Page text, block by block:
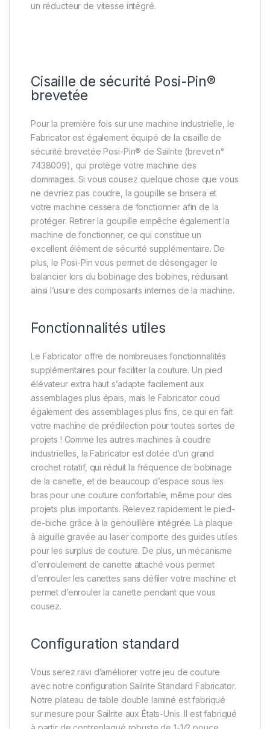
un réducteur de vitesse intégré.
Cisaille de sécurité Posi-Pin®
brevetée
Pour la première fois sur une machine industrielle, le
Fabricator est également équipé de la cisaille de
sécurité brevetée Posi-Pin® de Sailrite (brevet n°
7438009), qui protège votre machine des
dommages. Si vous cousez quelque chose que vous
ne devriez pas coudre, la goupille se brisera et
votre machine cessera de fonctionner afin de la
protéger. Retirer la goupille empêche également la
machine de fonctionner, ce qui constitue un
excellent élément de sécurité supplémentaire. De
plus, le Posi-Pin vous permet de désengager le
balancier lors du bobinage des bobines, réduisant
ainsi l’usure des composants internes de la machine.
Fonctionnalités utiles
Le Fabricator offre de nombreuses fonctionnalités
supplémentaires pour faciliter la couture. Un pied
élévateur extra haut s’adapte facilement aux
assemblages plus épais, mais le Fabricator coud
également des assemblages plus fins, ce qui en fait
votre machine de prédilection pour toutes sortes de
projets ! Comme les autres machines à coudre
industrielles, la Fabricator est dotée d’un grand
crochet rotatif, qui réduit la fréquence de bobinage
de la canette, et de beaucoup d’espace sous les
bras pour une couture confortable, même pour des
projets plus importants. Relevez rapidement le pied-
de-biche grâce à la genouillère intégrée. La plaque
à aiguille gravée au laser comporte des guides utiles
pour les surplus de couture. De plus, un mécanisme
d’enroulement de canette attaché vous permet
d’enrouler les canettes sans défiler votre machine et
permet d’enrouler la canette pendant que vous
cousez.
Configuration standard
Vous serez ravi d’améliorer votre jeu de couture
avec notre configuration Sailrite Standard Fabricator.
Notre plateau de table double laminé est fabriqué
sur mesure pour Sailrite aux États-Unis. Il est fabriqué